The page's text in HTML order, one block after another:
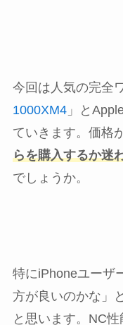
今回は人気の完全
1000XM4」と
ていきます。価格
らを購入するか迷
でしょうか。
特にiPhoneユーザ
方が良いのかな」
と思います。NC